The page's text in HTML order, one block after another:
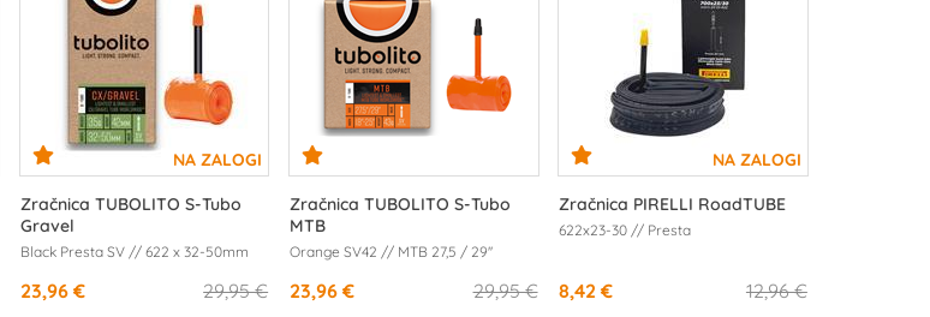
Zračnica TUBOLITO S-Tubo
Gravel
Black Presta SV // 622 x 32-50mm
29,95 €
23,96 €
Zračnica TUBOLITO S-Tubo
MTB
Orange SV42 // MTB 27,5 / 29''
29,95 €
23,96 €
Zračnica PIRELLI RoadTUBE
622x23-30 // Presta
12,96 €
8,42 €